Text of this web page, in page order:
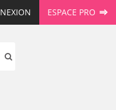
ESPACE PRO